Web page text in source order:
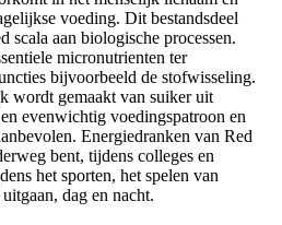
voeding. Dit bestandsdeel
scala aan biologische processen.
micronutrienten ter
bijvoorbeeld de stofwisseling.
wordt gemaakt van suiker uit
evenwichtig voedingspatroon en
Energiedranken van Red
bent, tijdens colleges en
het sporten, het spelen van
dag en nacht.